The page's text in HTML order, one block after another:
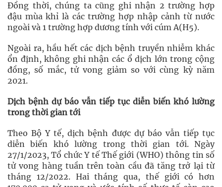
Đồng thời, chúng ta cũng ghi nhận 2 trường hợp
đậu mùa khỉ là các trường hợp nhập cảnh từ nước
ngoài và 1 trường hợp dương tính với cúm A(H5).
Ngoài ra, hầu hết các dịch bệnh truyền nhiễm khác
ổn định, không ghi nhận các ổ dịch lớn trong cộng
đồng, số mắc, tử vong giảm so với cùng kỳ năm
2021.
Dịch bệnh dự báo vẫn tiếp tục diễn biến khó lường
trong thời gian tới
Theo Bộ Y tế, dịch bệnh được dự báo vẫn tiếp tục
diễn biến khó lường trong thời gian tới. Ngày
27/1/2023, Tổ chức Y tế Thế giới (WHO) thông tin số
tử vong hàng tuần trên toàn cầu đã tăng trở lại từ
tháng 12/2022. Hai tháng qua, thế giới có hơn